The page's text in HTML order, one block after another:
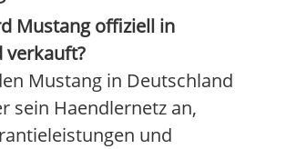
Mustang offiziell in
verkauft?
Mustang in Deutschland
sein Haendlernetz an,
und